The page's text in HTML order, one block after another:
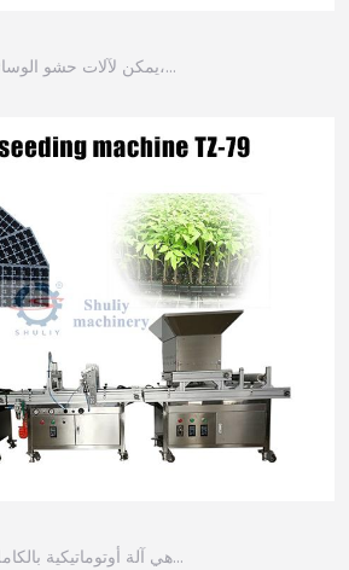
يمكن لآلات حشو الوسائد أن تملأ كمية من القطن،…
آلة بذر الحضانة TZ-79 هي آلة أوتوماتيكية بالكامل…